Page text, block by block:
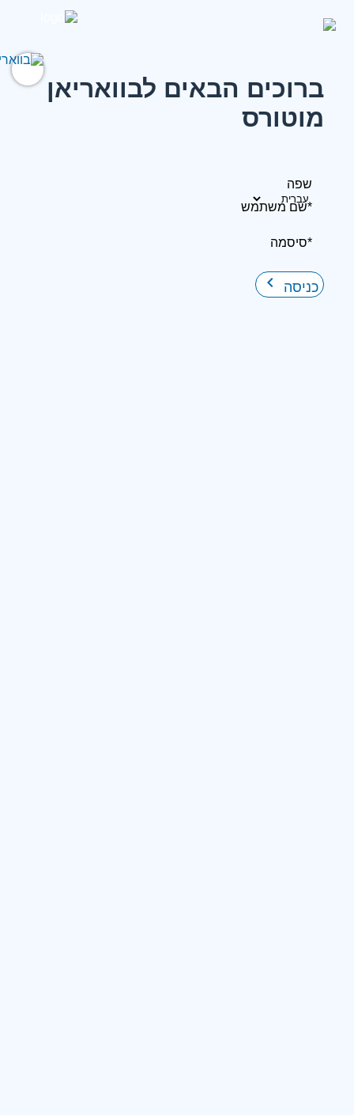
ברוכים הבאים לבוואריאן
מוטורס
שפה
*שם משתמש
*סיסמה
כניסה keyboard_arrow_right